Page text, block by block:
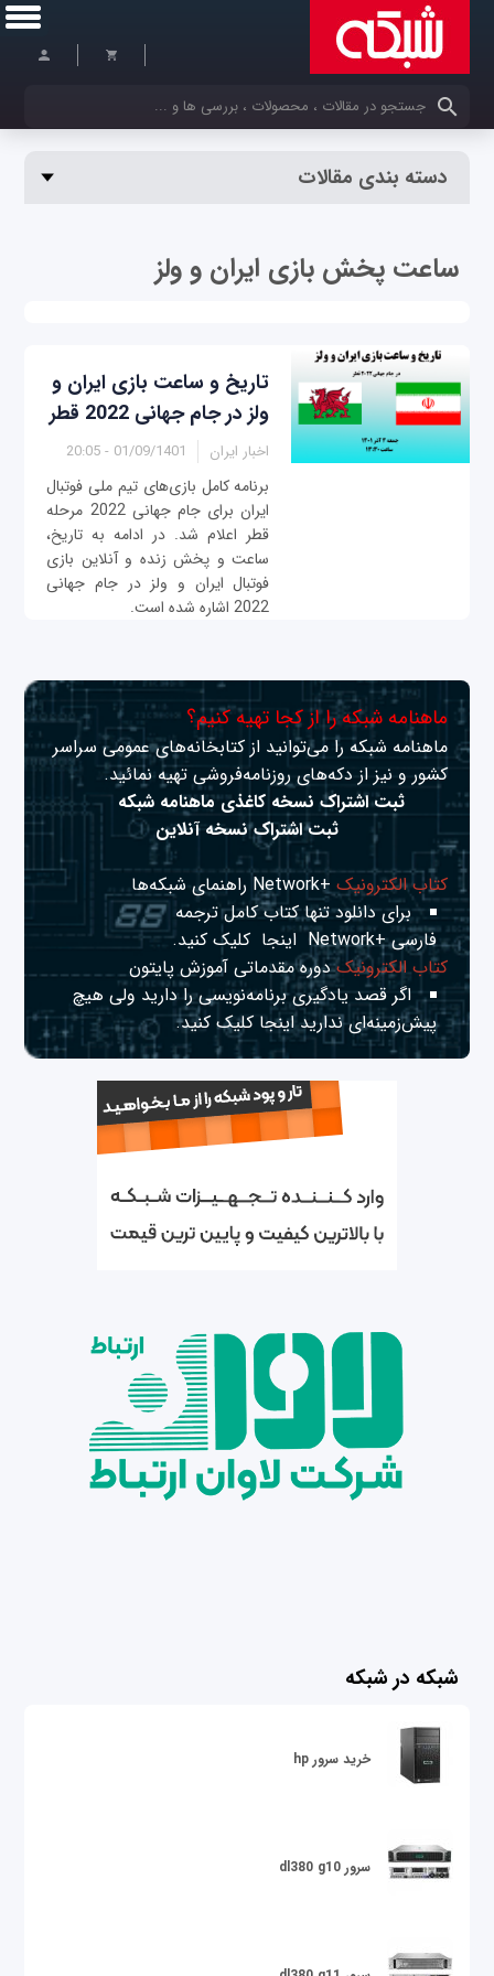
کلمات کلیدی خود را وارد کنید
دسته بندی مقالات
ساعت پخش بازی ایران و ولز
تاریخ و ساعت بازی‌ ایران و
ولز در جام جهانی 2022 قطر
اخبار ایران 01/09/1401 - 20:05
برنامه کامل بازی‌‌های تیم ملی فوتبال
ایران برای جام جهانی 2022 مرحله
قطر اعلام شد. در ادامه به تاریخ،
ساعت و پخش زنده و آنلاین بازی
فوتبال ایران و ولز در جام جهانی
2022 اشاره شده است.
ماهنامه شبکه را از کجا تهیه کنیم؟
ماهنامه شبکه را می‌توانید از کتابخانه‌های عمومی سراسر
کشور و نیز از دکه‌های روزنامه‌فروشی تهیه نمائید.
ثبت اشتراک نسخه کاغذی ماهنامه شبکه
ثبت اشتراک نسخه آنلاین
کتاب الکترونیک+Network راهنمای شبکه‌ها
برای دانلود تنها کتاب کامل ترجمه
فارسی +Network
اینجا کلیک کنید.
کتاب الکترونیکدوره مقدماتی آموزش پایتون
اگر قصد یادگیری برنامه‌نویسی را دارید ولی هیچ
پیش‌زمینه‌ای نداریداینجا کلیک کنید.
شبکه در شبکه
خرید سرور hp
سرور dl380 g10